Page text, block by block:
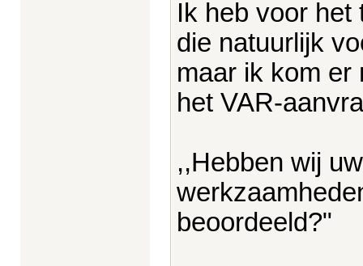
Ik heb voor het
die natuurlijk
maar ik kom er
het VAR-
,,Hebben wij
beoordeeld?"